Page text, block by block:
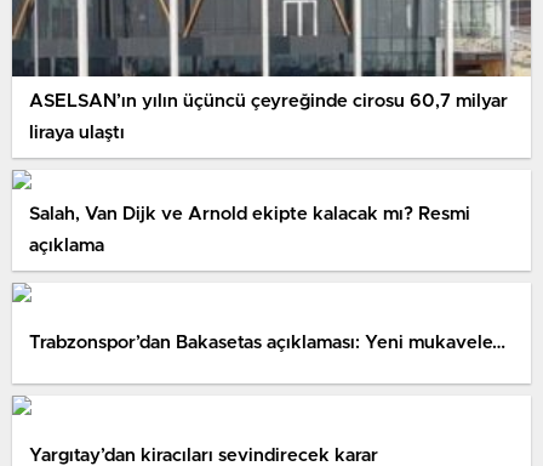
ASELSAN’ın yılın üçüncü çeyreğinde cirosu 60,7 milyar
liraya ulaştı
Salah, Van Dijk ve Arnold ekipte kalacak mı? Resmi
açıklama
Trabzonspor’dan Bakasetas açıklaması: Yeni mukavele…
Yargıtay’dan kiracıları sevindirecek karar